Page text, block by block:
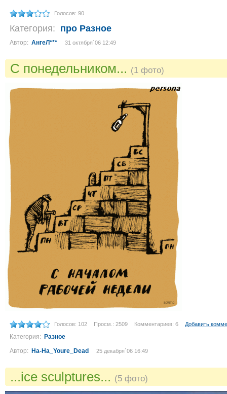
Голосов: 90
Категория: про Разное
Автор: АнгеЛ*** 31 октября´06 12:49
С понедельником... (1 фото)
Голосов: 102 Просм.: 2509 Комментариев: 6 Добавить
Категория: Разное
Автор: Ha-Ha_Youre_Dead 25 декабря´06 16:49
...ice sculptures... (5 фото)